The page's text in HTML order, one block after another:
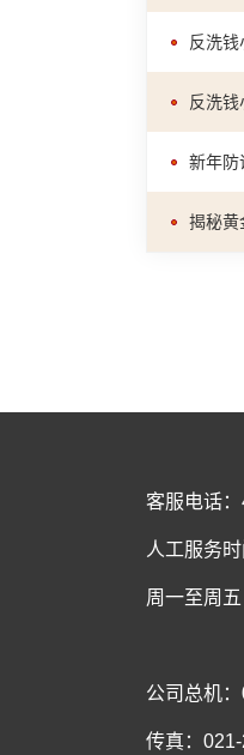
反洗钱
反洗
新年防
揭秘黄
客服电话
人工服务时
周一至周
公司总机
传真：